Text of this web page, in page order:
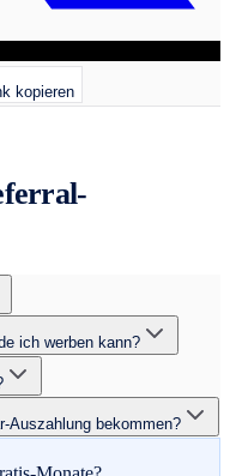
kopieren
ich werben kann?
Auszahlung bekommen?